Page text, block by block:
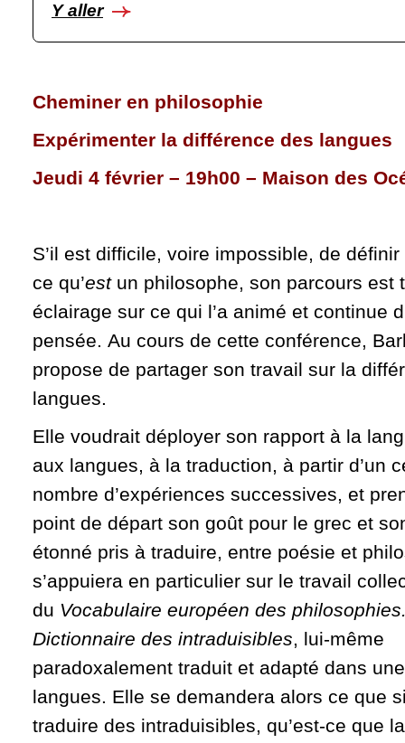
Cheminer en philosophie
Expérimenter la différence des langues
Jeudi 4 février – 19h00 – Maison des
S’il est difficile, voire impossible, de
ce qu’estun philosophe, son parcours est
éclairage sur ce qui l’a animé et continue
pensée. Au cours de cette conférence,
propose de partager son travail sur la
langues.
Elle voudrait déployer son rapport à la
aux langues, à la traduction, à partir d’un
nombre d’expériences successives, et
point de départ son goût pour le grec et
étonné pris à traduire, entre poésie et
s’appuiera en particulier sur le travail
du Vocabulaire européen des
Dictionnaire des intraduisibles, lui-même
paradoxalement traduit et adapté dans
langues. Elle se demandera alors ce que
traduire des intraduisibles, qu’est-ce que
Y aller